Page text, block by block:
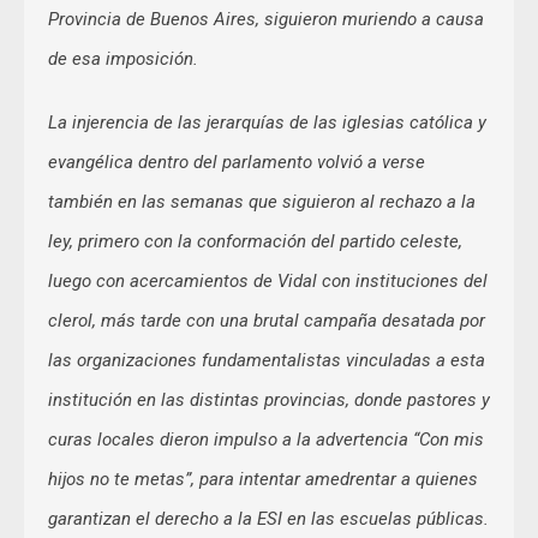
Provincia de Buenos Aires, siguieron muriendo a causa
de esa imposición.
La injerencia de las jerarquías de las iglesias católica y
evangélica dentro del parlamento volvió a verse
también en las semanas que siguieron al rechazo a la
ley, primero con la conformación del partido celeste,
luego con acercamientos de Vidal con instituciones del
clerol, más tarde con una brutal campaña desatada por
las organizaciones fundamentalistas vinculadas a esta
institución en las distintas provincias, donde pastores y
curas locales dieron impulso a la advertencia “Con mis
hijos no te metas”, para intentar amedrentar a quienes
garantizan el derecho a la ESI en las escuelas públicas.